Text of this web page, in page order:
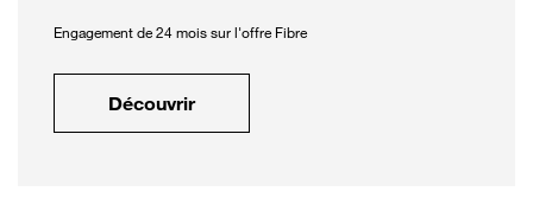
Engagement de 24 mois sur l'offre Fibre
Découvrir